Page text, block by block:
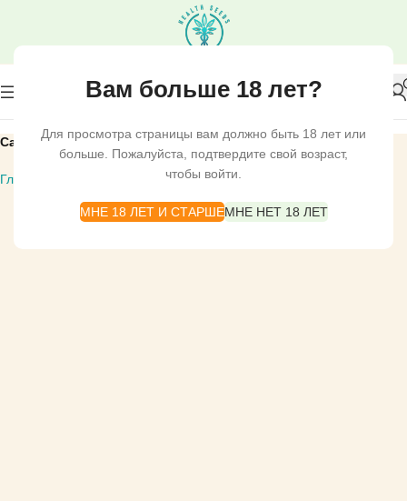
Вам больше 18 лет?
Для просмотра страницы вам должно быть 18 лет или
больше. Пожалуйста, подтвердите свой возраст,
чтобы войти.
МНЕ 18 ЛЕТ И СТАРШЕМНЕ НЕТ 18 ЛЕТ
Сатива
Главная СЕМЕНА КОНОПЛИ ANACONDA SEEDS